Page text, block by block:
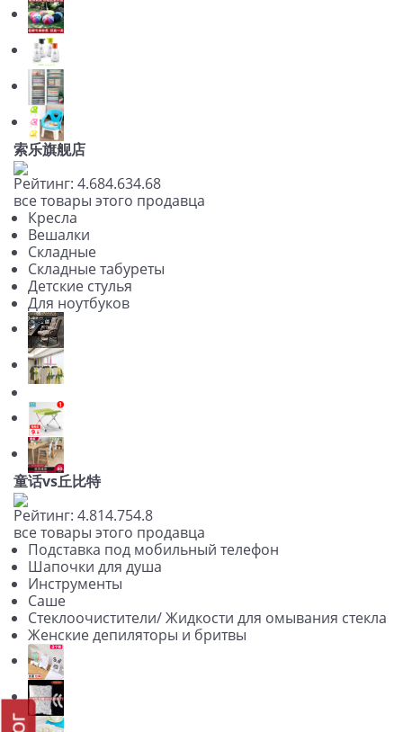
索乐旗舰店
Рейтинг: 4.684.634.68
все товары этого продавца
Кресла
Вешалки
Складные
Складные табуреты
Детские стулья
Для ноутбуков
童话vs丘比特
Рейтинг: 4.814.754.8
все товары этого продавца
Подставка под мобильный телефон
Шапочки для душа
Инструменты
Саше
Стеклоочистители/ Жидкости для омывания стекла
Женские депиляторы и бритвы